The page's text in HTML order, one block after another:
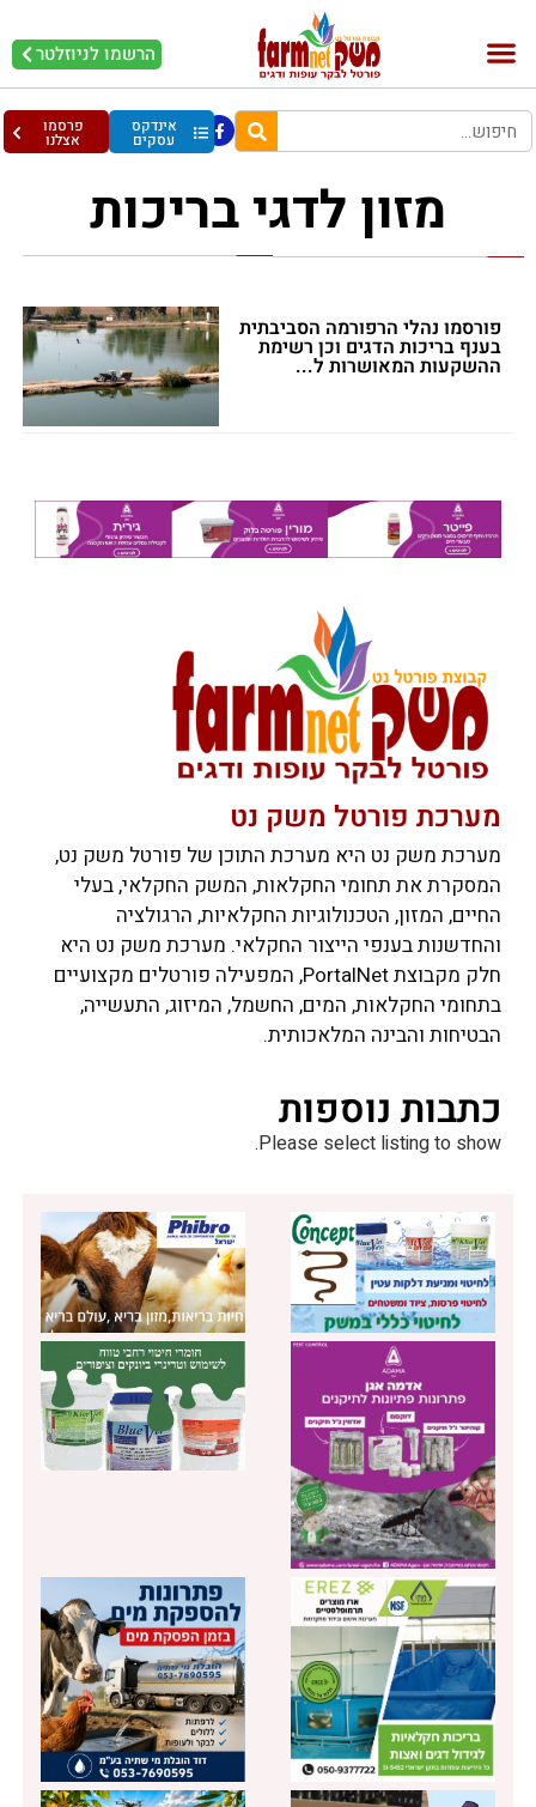
הרשמו לניוזלטר
אינדקס
עסקים
פרסמו
אצלנו
מזון לדגי בריכות
פורסמו נהלי הרפורמה הסביבתית
בענף בריכות הדגים וכן רשימת
ההשקעות המאושרות ל...
מערכת פורטל משק נט
מערכת משק נט היא מערכת התוכן של פורטל משק נט,
המסקרת את תחומי החקלאות, המשק החקלאי, בעלי
החיים, המזון, הטכנולוגיות החקלאיות, הרגולציה
והחדשנות בענפי הייצור החקלאי. מערכת משק נט היא
חלק מקבוצת PortalNet, המפעילה פורטלים מקצועיים
בתחומי החקלאות, המים, החשמל, המיזוג, התעשייה,
הבטיחות והבינה המלאכותית.
כתבות נוספות
Please select listing to show.